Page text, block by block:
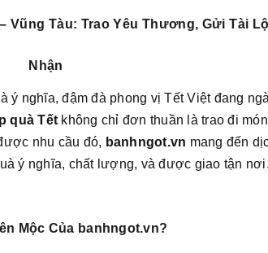
Vũng Tàu: Trao Yêu Thương, Gửi Tài
Nhận
ý nghĩa, đậm đà phong vị Tết Việt đang
quà Tết không chỉ đơn thuần là trao đi
nhu cầu đó, banhngot.vn mang đến
ý nghĩa, chất lượng, và được giao tận
Mộc Của banhngot.vn?